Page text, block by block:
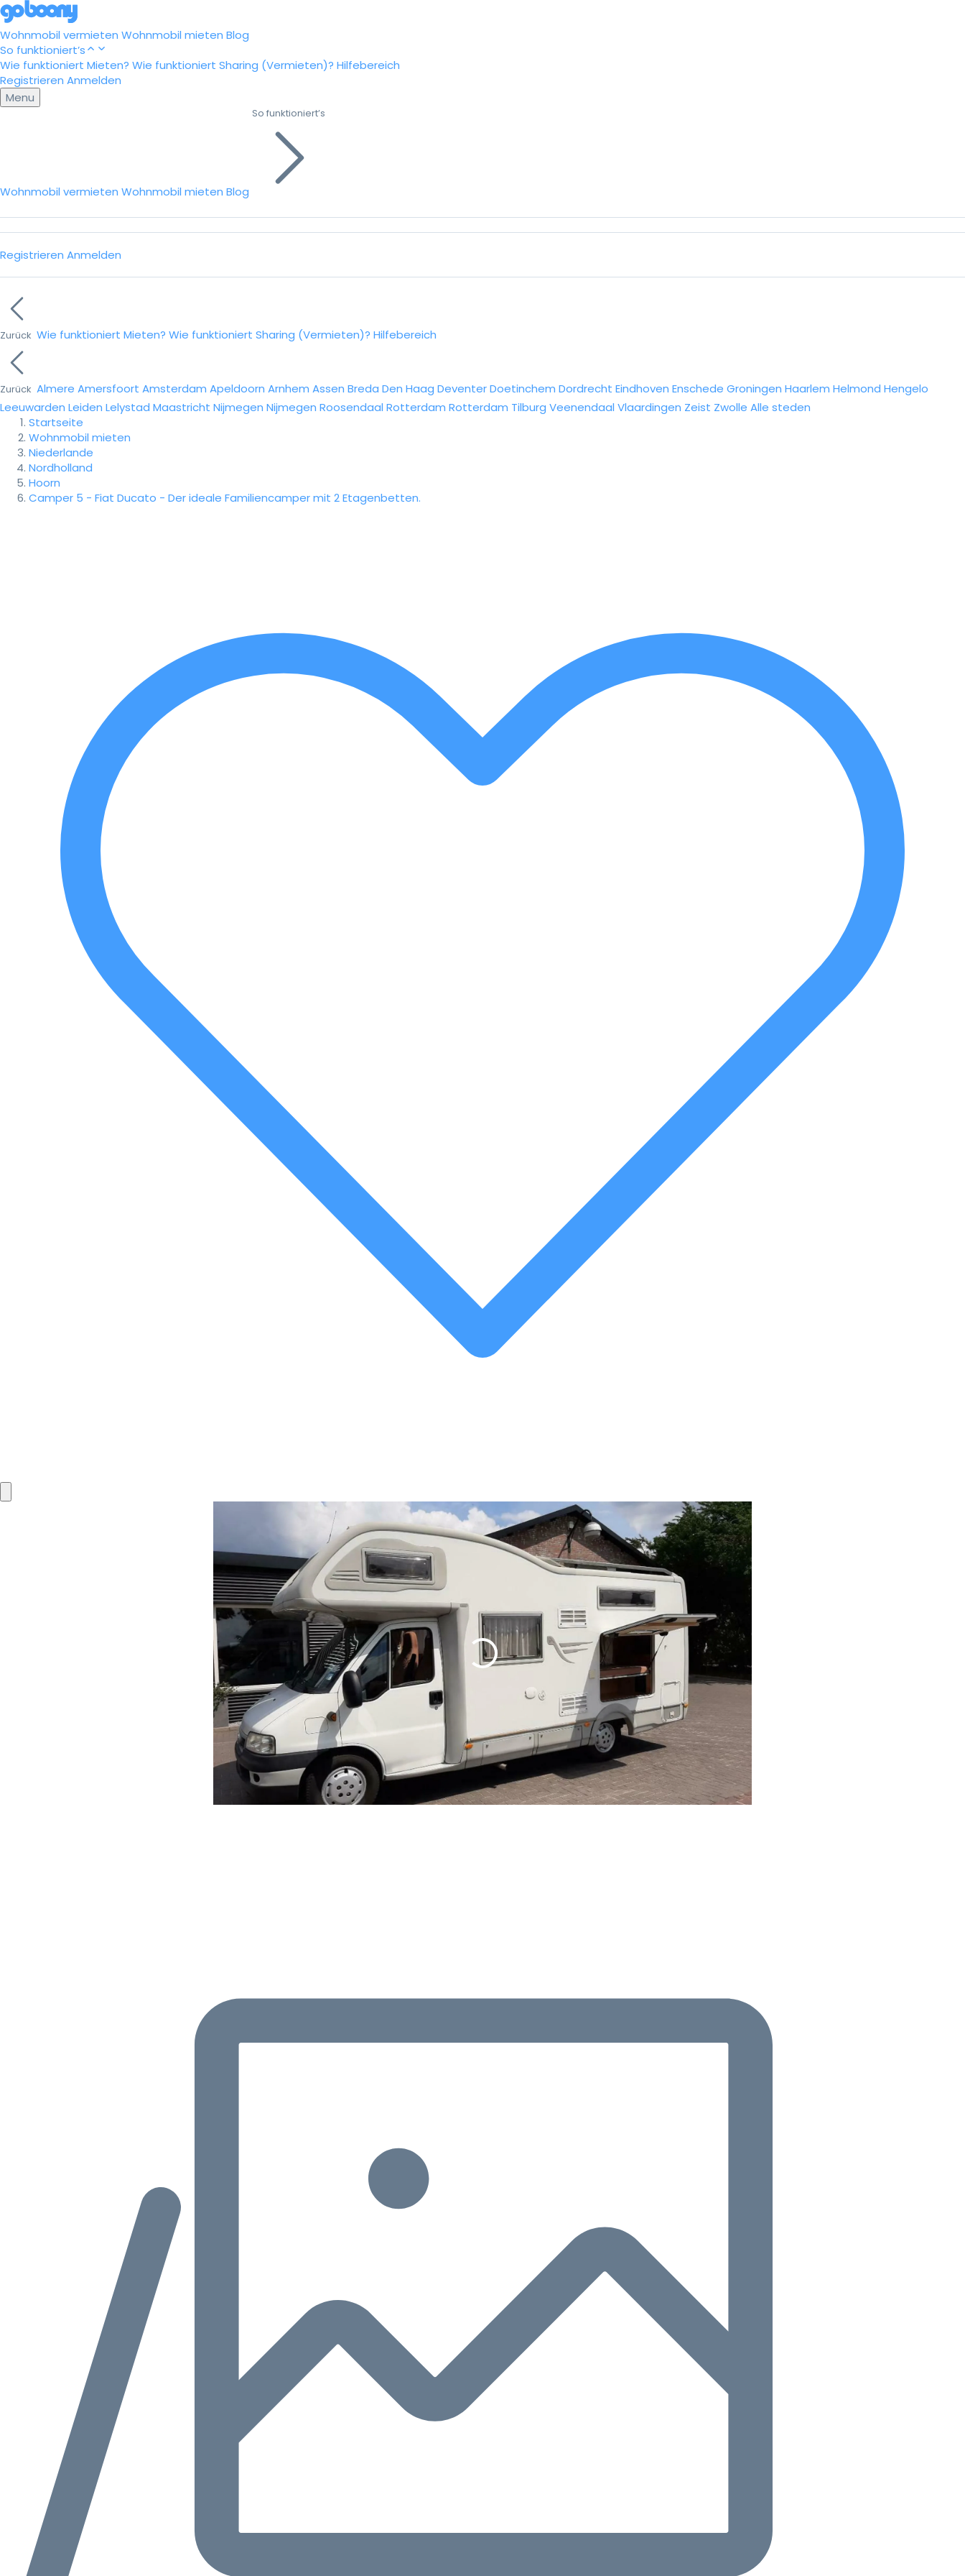
Wohnmobil vermieten Wohnmobil mieten Blog
So funktioniert’s
Wie funktioniert Mieten? Wie funktioniert Sharing (Vermieten)? Hilfebereich
Registrieren Anmelden
Menu
Wohnmobil vermieten Wohnmobil mieten Blog
So funktioniert’s
Registrieren Anmelden
Zurück Wie funktioniert Mieten? Wie funktioniert Sharing (Vermieten)? Hilfebereich
Zurück Almere Amersfoort Amsterdam Apeldoorn Arnhem Assen Breda Den Haag DeventerDoetinchem Dordrecht Eindhoven Enschede Groningen Haarlem Helmond Hengelo
Leeuwarden Leiden Lelystad Maastricht Nijmegen Nijmegen Roosendaal Rotterdam Rotterdam Tilburg Veenendaal Vlaardingen Zeist Zwolle Alle steden
Startseite
Wohnmobil mieten
Niederlande
Nordholland
Hoorn
Camper 5 - Fiat Ducato - Der ideale Familiencamper mit 2 Etagenbetten.